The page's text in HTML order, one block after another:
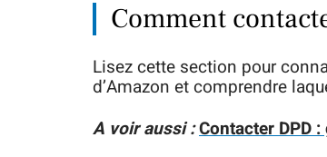
Comment
Lisez cette section pour
d’Amazon et comprendre
A voir aussi :Contacter DPD